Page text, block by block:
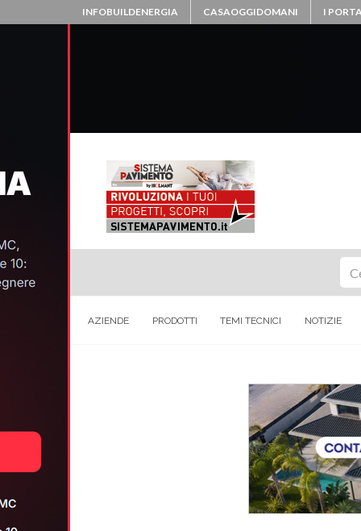
INFOBUILDENERGIA CASAOGGIDOMANI I
AZIENDE PRODOTTI TEMI TECNICI NOTIZIE